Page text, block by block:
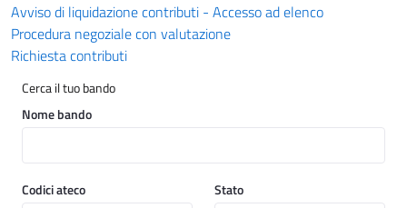
Avviso di liquidazione contributi - Accesso ad elenco
Procedura negoziale con valutazione
Richiesta contributi
Cerca il tuo bando
Nome bando
Codici ateco Stato